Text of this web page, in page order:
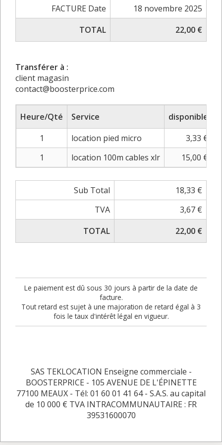
FACTURE Date
18 novembre 2025
TOTAL
22,00 €
Transférer à :
client magasin
contact@boosterprice.com
Heure/Qté Service disponible
1
location pied micro
3,33 €
1
location 100m cables xlr 15,00 €
Sub Total
18,33 €
TVA
3,67 €
TOTAL
22,00 €
Le paiement est dû sous 30 jours à partir de la date de
facture.
Tout retard est sujet à une majoration de retard égal à 3
fois le taux d'intérêt légal en vigueur.
SAS TEKLOCATION Enseigne commerciale -
BOOSTERPRICE - 105 AVENUE DE L'ÉPINETTE
77100 MEAUX - Tél: 01 60 01 41 64 - S.A.S. au capital
de 10 000 € TVA INTRACOMMUNAUTAIRE : FR
39531600070